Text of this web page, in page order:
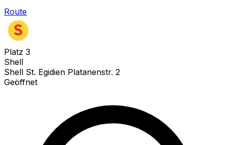
Route
Platz 3
Shell
Shell St. Egidien Platanenstr. 2
Geöffnet